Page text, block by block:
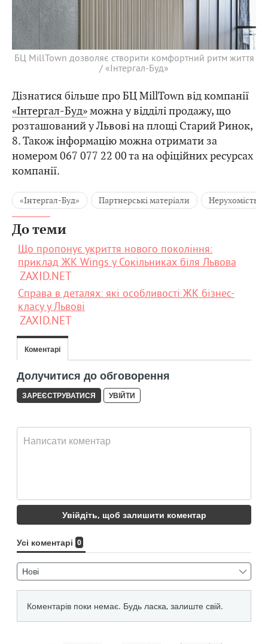
БЦ MillTown дозволяє створити комфортний ритм життя
/ «Інтергал-Буд»
Дізнатися більше про БЦ MillTown від компанії
«Інтергал-Буд»можна у відділі продажу, що
розташований у Львові на площі Старий Ринок,
8. Також інформацію можна отримати за
номером 067 077 22 00 та на офіційних ресурсах
компанії.
«Інтергал-Буд» Партнерські матеріали Нерухомість
До теми
Що пропонує укриття нового покоління:
приклад ЖК Wings у Сокільниках біля Львова
ZAXID.NET
Справа в деталях: які особливості ЖК бізнес-
класу у Львові
ZAXID.NET